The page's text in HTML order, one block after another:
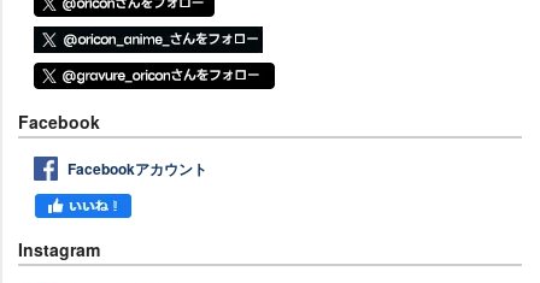
Facebook
Facebookアカウント
Instagram